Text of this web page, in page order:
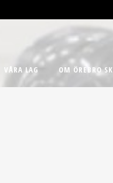
VÅRA LAG OM ÖREBRO SK